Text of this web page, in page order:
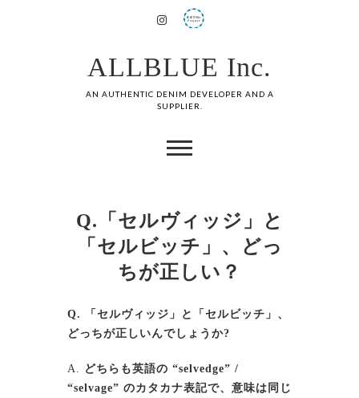
ALLBLUE Inc.
AN AUTHENTIC DENIM DEVELOPER AND A
SUPPLIER.
Q.「セルヴィッジ」と
「セルビッチ」、どっ
ちが正しい？
Q. 「セルヴィッジ」と「セルビッチ」、
どっちが正しいんでしょうか?
A. どちらも英語の “selvedge” /
“selvage” のカタカナ表記で、意味は同じ